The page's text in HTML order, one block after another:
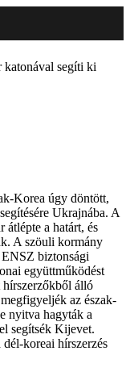
katonával segíti ki
Korea úgy döntött,
Ukrajnába. A
átlépte a határt, és
A szöuli kormány
ENSZ biztonsági
együttműködést
álló
az észak-
nyitva hagyták a
segítsék Kijevet.
dél-koreai hírszerzés